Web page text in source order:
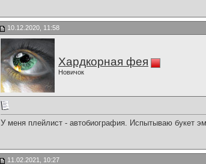
10.12.2020, 11:58
Хардкорная фея
Новичок
У меня плейлист - автобиография. Испытываю букет
11.02.2021, 10:27